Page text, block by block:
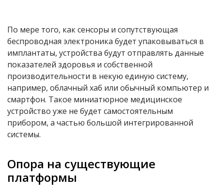
По мере того, как сенсоры и сопутствующая
беспроводная электроника будет упаковываться в
имплантаты, устройства будут отправлять данные
показателей здоровья и собственной
производительности в некую единую систему,
например, облачный хаб или обычный компьютер и
смартфон. Такое миниатюрное медицинское
устройство уже не будет самостоятельным
прибором, а частью большой интегрированной
системы.
Опора на существующие
платформы